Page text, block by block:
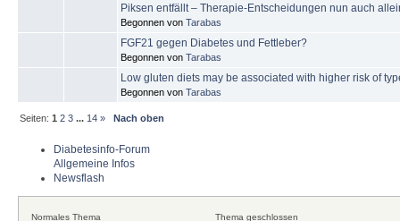
Piksen entfällt – Therapie-Entscheidungen nun auch
Begonnen von Tarabas
FGF21 gegen Diabetes und Fettleber?
Begonnen von Tarabas
Low gluten diets may be associated with higher risk of
Begonnen von Tarabas
Seiten:1 2 3 ... 14 » Nach oben
Diabetesinfo-Forum
Allgemeine Infos
Newsflash
Normales Thema
Thema geschlossen